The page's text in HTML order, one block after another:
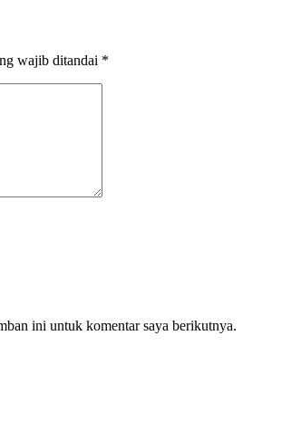
wajib ditandai *
ini untuk komentar saya berikutnya.